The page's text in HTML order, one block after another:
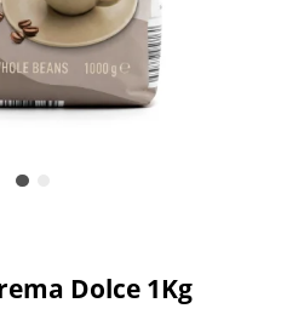
Dolce 1Kg